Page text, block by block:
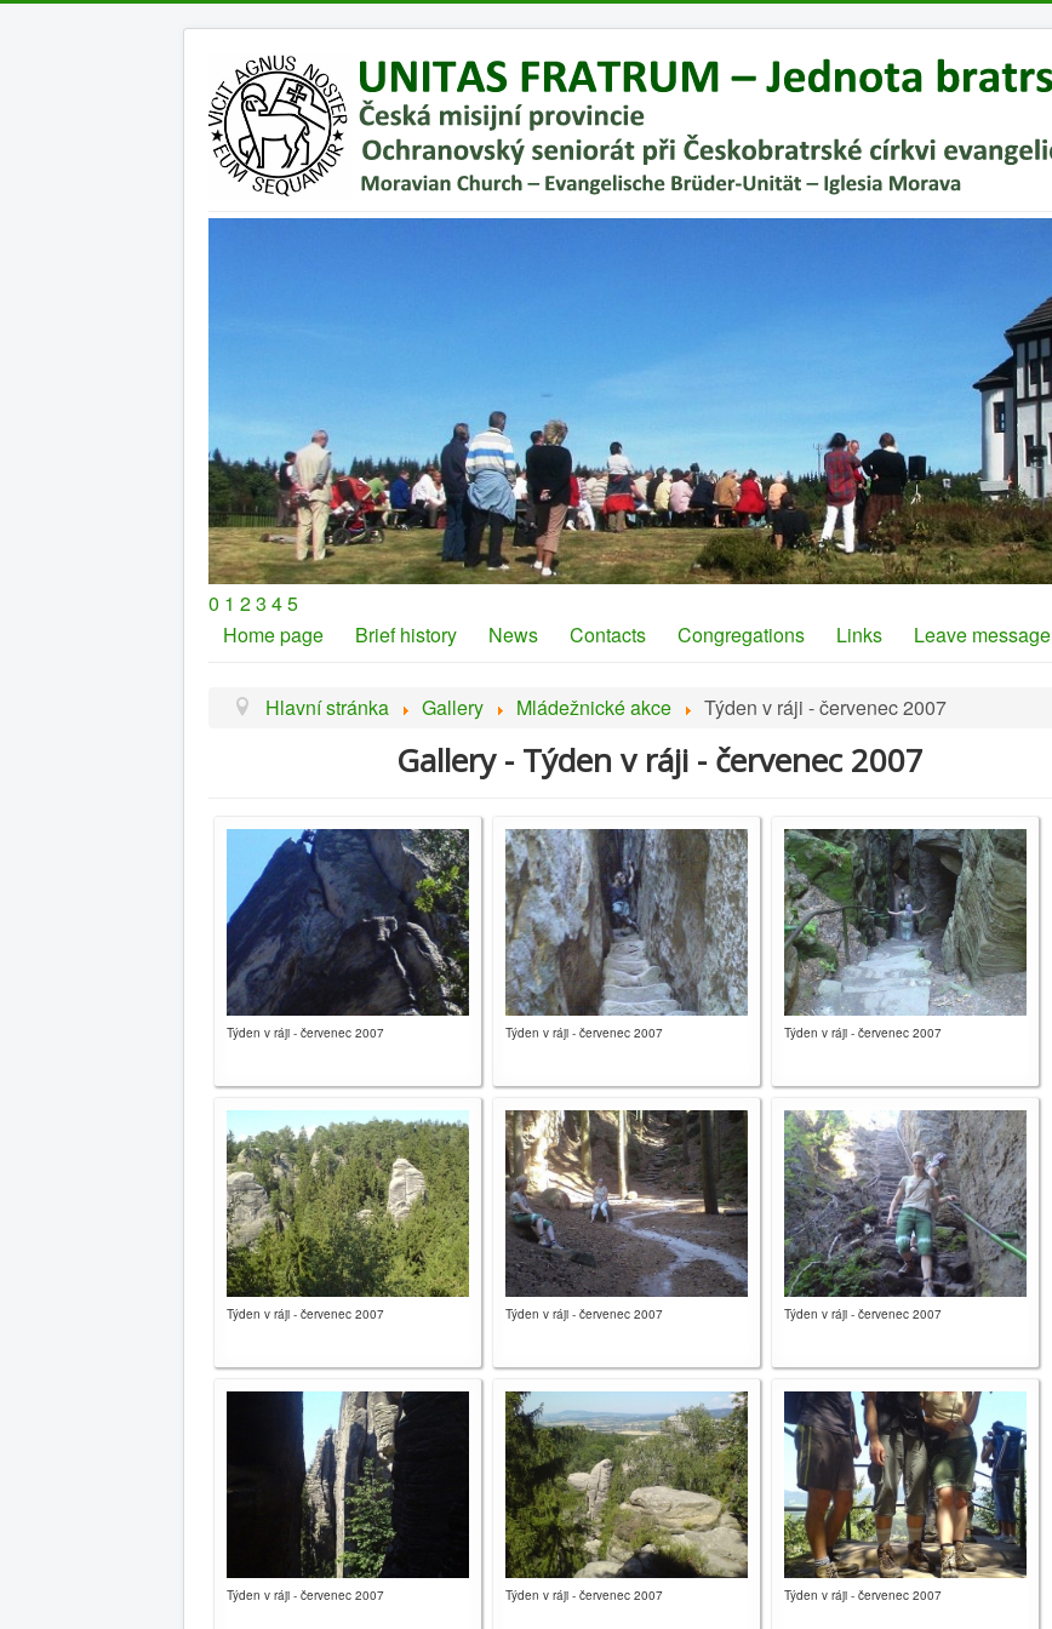
0 1 23 45
Home page
Brief history News Contacts Congregations Links Leave message
Hlavní stránka Gallery Mládežnické akce Týden v ráji - červenec 2007
Gallery - Týden v ráji - červenec 2007
Týden v ráji - červenec 2007 Týden v ráji - červenec 2007 Týden v ráji - červenec 2007
Týden v ráji - červenec 2007 Týden v ráji - červenec 2007 Týden v ráji - červenec 2007
Týden v ráji - červenec 2007 Týden v ráji - červenec 2007 Týden v ráji - červenec 2007